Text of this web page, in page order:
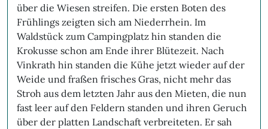
über die Wiesen streifen. Die ersten Boten des
Frühlings zeigten sich am Niederrhein. Im
Waldstück zum Campingplatz hin standen die
Krokusse schon am Ende ihrer Blütezeit. Nach
Vinkrath hin standen die Kühe jetzt wieder auf der
Weide und fraßen frisches Gras, nicht mehr das
Stroh aus dem letzten Jahr aus den Mieten, die nun
fast leer auf den Feldern standen und ihren Geruch
über der platten Landschaft verbreiteten. Er sah